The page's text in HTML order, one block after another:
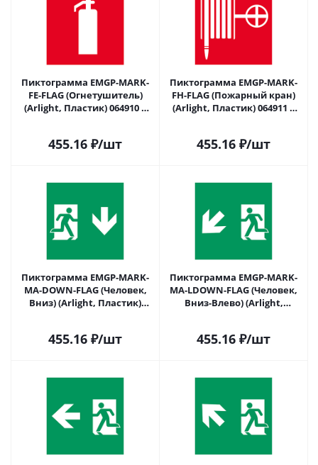
Пиктограмма EMGP-MARK-
FE-FLAG (Огнетушитель)
(Arlight, Пластик) 064910 в
455.16 ₽/шт
Пиктограмма EMGP-MARK-
FH-FLAG (Пожарный кран)
(Arlight, Пластик) 064911 в
455.16 ₽/шт
Пиктограмма EMGP-MARK-
MA-DOWN-FLAG (Человек,
Вниз) (Arlight, Пластик)
455.16 ₽/шт
Пиктограмма EMGP-MARK-
MA-LDOWN-FLAG (Человек,
Вниз-Влево) (Arlight,
455.16 ₽/шт